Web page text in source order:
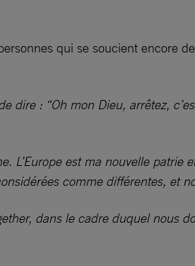
qui se soucient encore
: ‘‘Oh mon Dieu, arrêtez,
L’Europe est ma nouvelle
comme différentes, et
dans le cadre duquel nous